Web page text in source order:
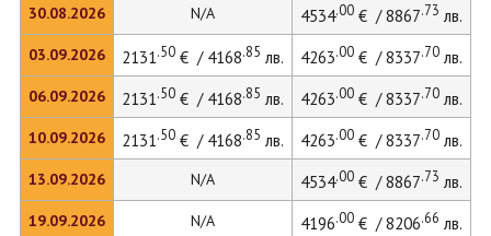
30.08.2026
03.09.2026
06.09.2026
10.09.2026
13.09.2026
19.09.2026
N/A
4534.00€ / 8867.73 лв.
2131.50€ / 4168.85 лв. 4263.00€ / 8337.70лв.
2131.50€ / 4168.85 лв. 4263.00€ / 8337.70лв.
2131.50€ / 4168.85 лв. 4263.00€ / 8337.70лв.
N/A 4534.00€ / 8867.73 лв.
N/A 4196.00€ / 8206.66 лв.